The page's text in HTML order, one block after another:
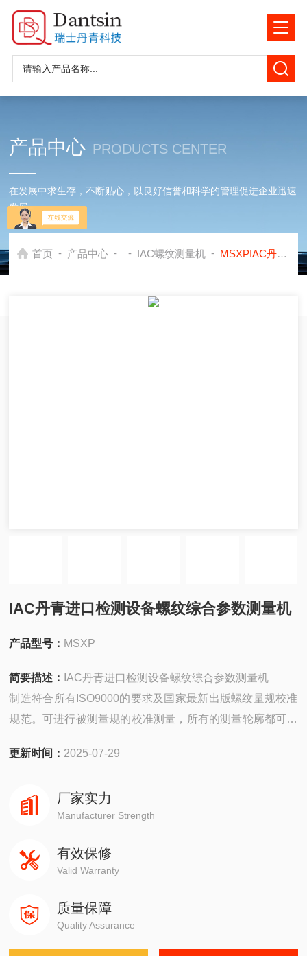
产品中心 PRODUCTS CENTER
在发展中求生存，不断贴心，以良好信誉和科学的管理促进企业迅速
发展
首页 - 产品中心 - - IAC螺纹测量机 - MSXPIAC丹青进口检测设备螺纹综合参数测量机
IAC丹青进口检测设备螺纹综合参数测量机
产品型号： MSXP
简要描述： IAC丹青进口检测设备螺纹综合参数测量机
制造符合所有ISO9000的要求及国家最新出版螺纹量规校准
规范。可进行被测量规的校准测量，所有的测量轮廓都可转
析。数据库中存储着上万种螺纹和光面量规的公差极限值，
评估。
更新时间： 2025-07-29
厂家实力
Manufacturer Strength
有效保修
Valid Warranty
质量保障
Quality Assurance